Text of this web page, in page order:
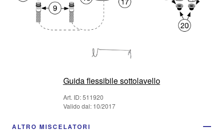
Guida flessibile sottolavello
Art. ID: 511920
Valido dal: 10/2017
ALTRO MISCELATORI